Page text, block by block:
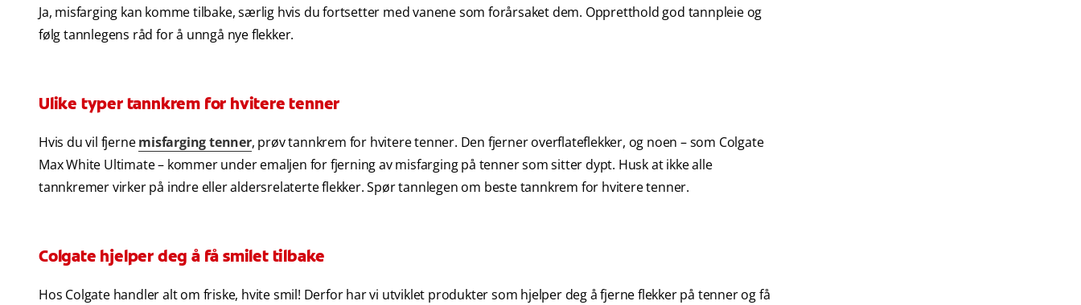
Ja, misfarging kan komme tilbake, særlig hvis du fortsetter med vanene som forårsaket dem. Oppretthold god tannpleie og
følg tannlegens råd for å unngå nye flekker.
Ulike typer tannkrem for hvitere tenner
Hvis du vil fjernemisfarging tenner, prøv tannkrem for hvitere tenner. Den fjerner overflateflekker, og noen – som Colgate
Max White Ultimate – kommer under emaljen for fjerning av misfarging på tenner som sitter dypt. Husk at ikke alle
tannkremer virker på indre eller aldersrelaterte flekker. Spør tannlegen om beste tannkrem for hvitere tenner.
Colgate hjelper deg å få smilet tilbake
Hos Colgate handler alt om friske, hvite smil! Derfor har vi utviklet produkter som hjelper deg å fjerne flekker på tenner og få